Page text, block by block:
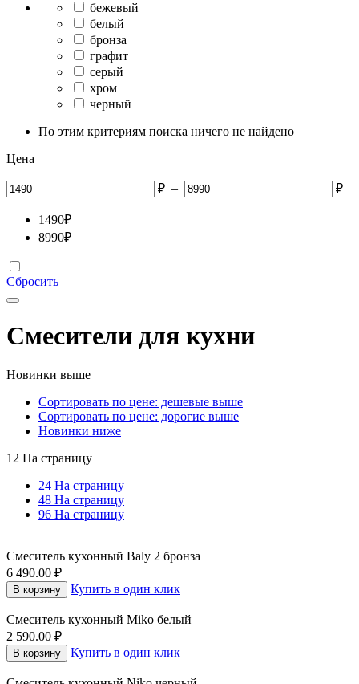
бежевый
белый
бронза
графит
серый
хром
черный
По этим критериям поиска ничего не найдено
Цена
₽ – ₽
1490₽
8990₽
Сбросить
Смесители для кухни
Новинки выше
Сортировать по цене: дешевые выше
Сортировать по цене: дорогие выше
Новинки ниже
12 На страницу
24 На страницу
48 На страницу
96 На страницу
Смеситель кухонный Baly 2 бронза
6 490.00 ₽
В корзину Купить в один клик
Смеситель кухонный Miko белый
2 590.00 ₽
В корзину Купить в один клик